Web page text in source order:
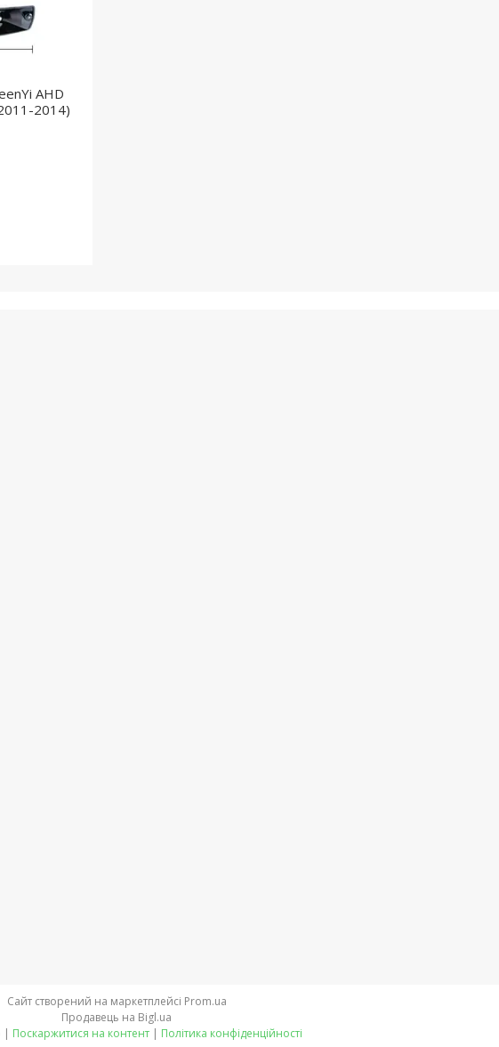
AHD
2014)
Сайт створений на маркетплейсі Prom.ua
Продавець на Bigl.ua
Advance Auto | Поскаржитися на контент | Політика конфіденційності